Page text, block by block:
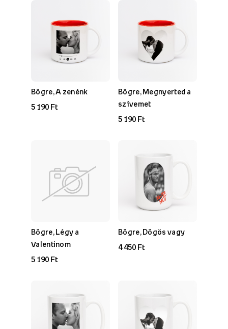
Bögre, A zenénk
5 190 Ft
Bögre, Megnyerted a
szívemet
5 190 Ft
Bögre, Légy a
Valentinom
5 190 Ft
Bögre, Dögös vagy
4 450 Ft